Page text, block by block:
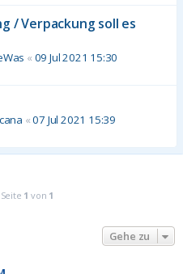
/ Verpackung soll es
« 09 Jul 2021 15:30
«07 Jul 2021 15:39
1 von 1
Gehe zu